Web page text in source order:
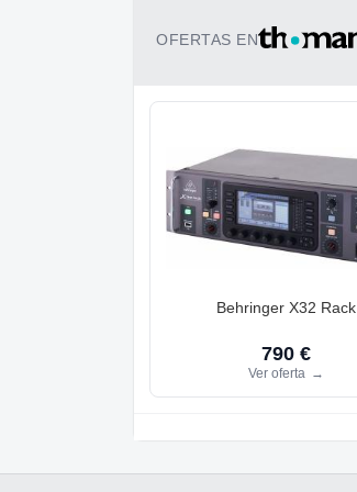
OFERTAS EN
Behringer X32 Rack
790 €
Ver oferta →